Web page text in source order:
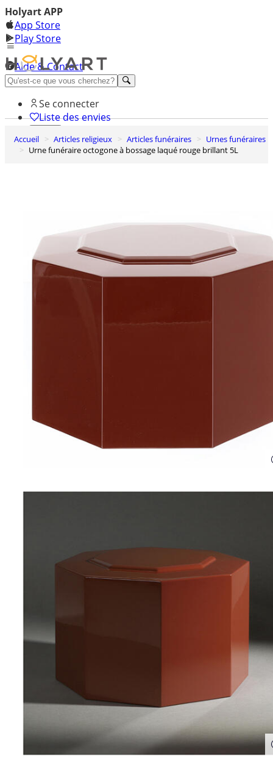
Holyart APP
App Store
Play Store
Aide & Contact
Découvrez Premium
Se connecter
Liste des envies
0
Panier
Accueil Articles religieux Articles funéraires
Urnes funéraires
Urne funéraire octogone à bossage laqué rouge brillant 5L